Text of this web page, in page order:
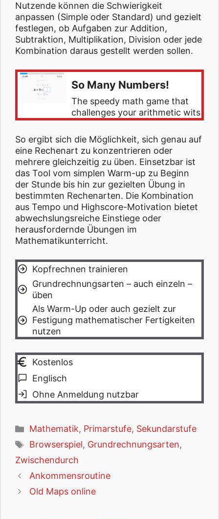
Nutzende können die Schwierigkeit
anpassen (Simple oder Standard) und gezielt
festlegen, ob Aufgaben zur Addition,
Subtraktion, Multiplikation, Division oder jede
Kombination daraus gestellt werden sollen.
So Many Numbers!
The speedy math game that
challenges your arithmetic wits
So ergibt sich die Möglichkeit, sich genau auf
eine Rechenart zu konzentrieren oder
mehrere gleichzeitig zu üben. Einsetzbar ist
das Tool vom simplen Warm-up zu Beginn
der Stunde bis hin zur gezielten Übung in
bestimmten Rechenarten. Die Kombination
aus Tempo und Highscore-Motivation bietet
abwechslungsreiche Einstiege oder
herausfordernde Übungen im
Mathematikunterricht.
Kopfrechnen trainieren
Grundrechnungsarten – auch einzeln –
üben
Als Warm-Up oder auch gezielt zur
Festigung mathematischer Fertigkeiten
nutzen
Kostenlos
Englisch
Ohne Anmeldung nutzbar
Kategorien
Mathematik, Primarstufe, Sekundarstufe
Schlagwörter
Browserspiel, Grundrechnungsarten,
Zwischendurch
Ankommensroutine
Old Maps online